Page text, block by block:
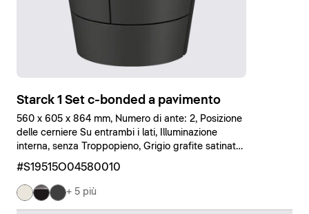
Starck 1 Set c-bonded a pavimento
560 x 605 x 864 mm, Numero di ante: 2, Posizione
delle cerniere Su entrambi i lati, Illuminazione
interna, senza Troppopieno, Grigio grafite satinato,
Nero
#S19515O04580010
+ 5 più